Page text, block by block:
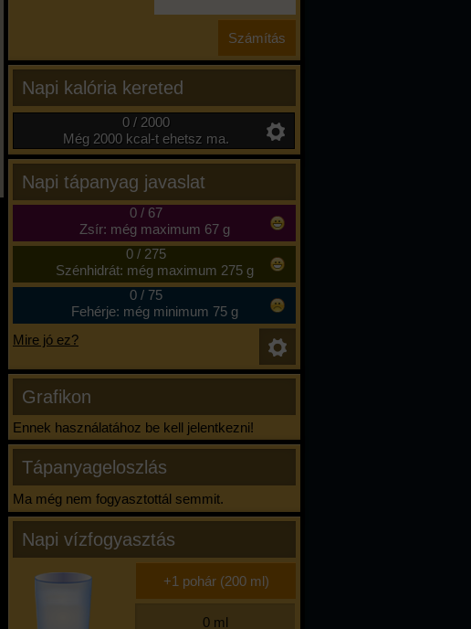
Napi kalória kereted
0 / 2000
Még 2000 kcal-t ehetsz ma.
Napi tápanyag javaslat
0/ 67
Zsír: még maximum 67 g
0/ 275
Szénhidrát: még maximum 275 g
0/ 75
Fehérje: még minimum 75 g
Mire jó ez?
Grafikon
Ennek használatához be kell jelentkezni!
Tápanyageloszlás
Ma még nem fogyasztottál semmit.
Napi vízfogyasztás